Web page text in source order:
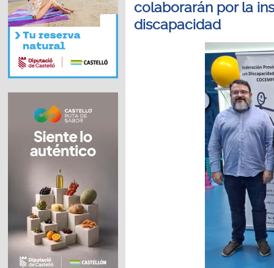
colaborarán por la
discapacidad